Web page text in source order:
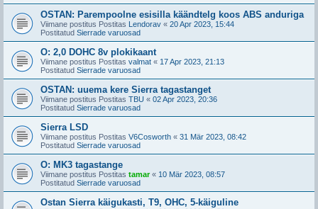
OSTAN: Parempoolne esisilla käändtelg koos ABS anduriga
Viimane postitus Postitas Lendorav « 20 Apr 2023, 15:44
Postitatud Sierrade varuosad
O: 2,0 DOHC 8v plokikaant
Viimane postitus Postitas valmat « 17 Apr 2023, 21:13
Postitatud Sierrade varuosad
OSTAN: uuema kere Sierra tagastanget
Viimane postitus Postitas TBU « 02 Apr 2023, 20:36
Postitatud Sierrade varuosad
Sierra LSD
Viimane postitus Postitas V6Cosworth « 31 Mär 2023, 08:42
Postitatud Sierrade varuosad
O: MK3 tagastange
Viimane postitus Postitas tamar« 10 Mär 2023, 08:57
Postitatud Sierrade varuosad
Ostan Sierra käigukasti, T9, OHC, 5-käiguline